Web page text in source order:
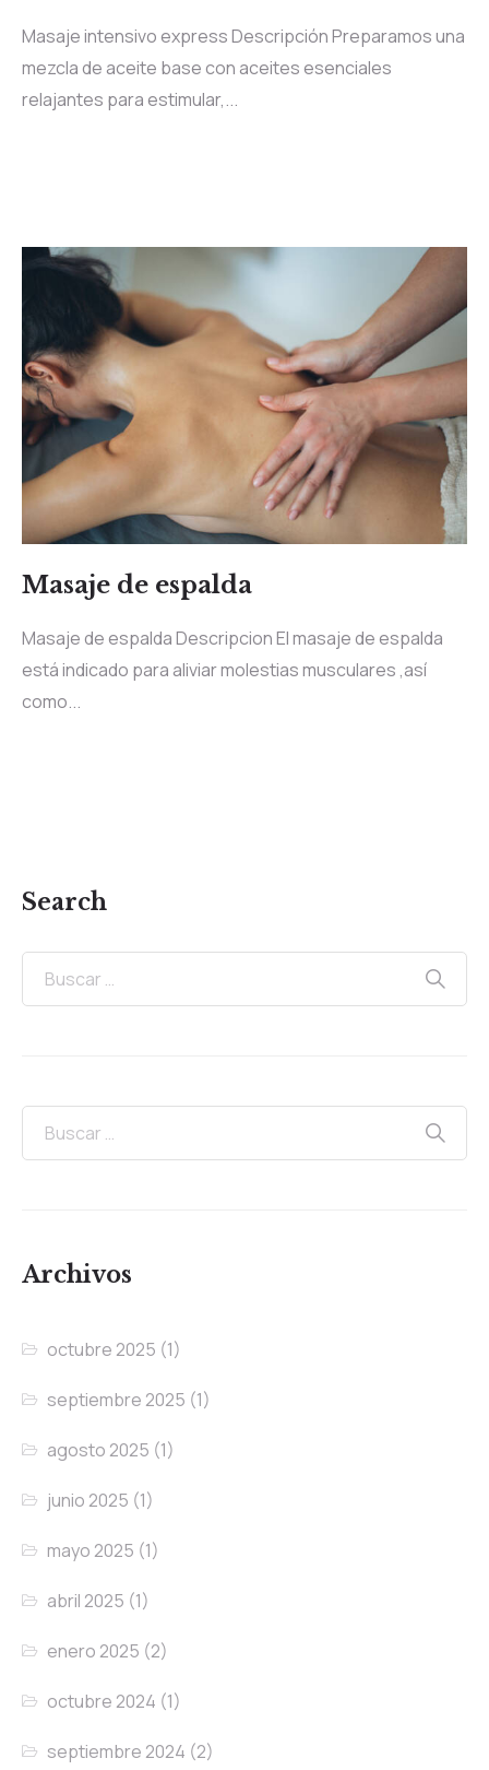
Masaje intensivo express Descripción Preparamos una
mezcla de aceite base con aceites esenciales
relajantes para estimular,...
Masaje de espalda
Masaje de espalda Descripcion El masaje de espalda
está indicado para aliviar molestias musculares ,así
como...
Search
Archivos
octubre 2025 (1)
septiembre 2025 (1)
agosto 2025 (1)
junio 2025 (1)
mayo 2025 (1)
abril 2025 (1)
enero 2025 (2)
octubre 2024 (1)
septiembre 2024 (2)